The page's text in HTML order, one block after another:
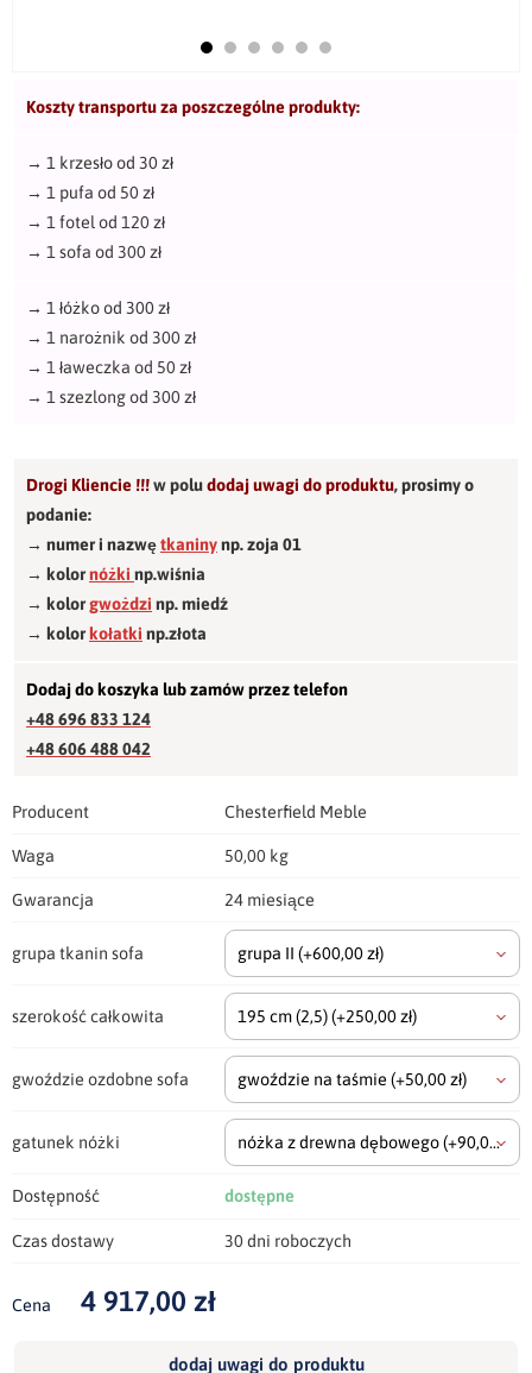
Koszty transportu za poszczególne produkty:
→ 1 krzesło od 30 zł
→ 1 pufa od 50 zł
→ 1 fotel od 120 zł
→ 1 sofa od 300 zł
→ 1 łóżko od 300 zł
→ 1 narożnik od 300 zł
→ 1 ławeczka od 50 zł
→ 1 szezlong od 300 zł
Drogi Kliencie !!!w poludodaj uwagi do produktu,prosimy o
podanie:
→ numer i nazwętkaninynp. zoja 01
→ kolornóżki np.wiśnia
→ kolorgwożdzi np. miedź
→ kolorkołatki np.złota
Dodaj do koszyka lub zamów przez telefon
+48 696 833 124
+48 606 488 042
Producent Chesterfield Meble
Waga 50,00 kg
Gwarancja 24 miesiące
grupa tkanin sofa grupa II (+600,00 zł)
szerokość całkowita 195 cm(2,5)(+250,00 zł)
gwoździe ozdobne sofa gwoździe na taśmie (+50,00 zł)
gatunek nóżki nóżka z drewna dębowego(+90,00 zł)
Dostępność dostępne
Czas dostawy 30 dni roboczych
Cena 4 917,00 zł
dodaj uwagi do produktu